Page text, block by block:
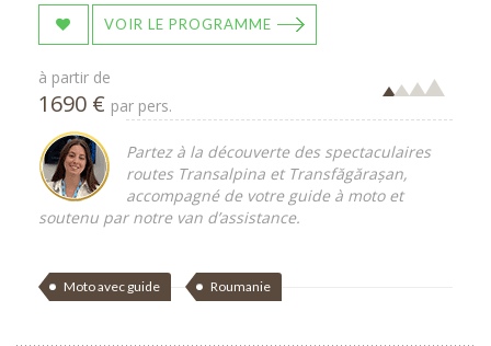
VOIR LE PROGRAMME
à partir de
1690 € par pers.
Partez à la découverte des spectaculaires
routes Transalpina et Transfăgărașan,
accompagné de votre guide à moto et
soutenu par notre van d’assistance.
Moto avec guide Roumanie